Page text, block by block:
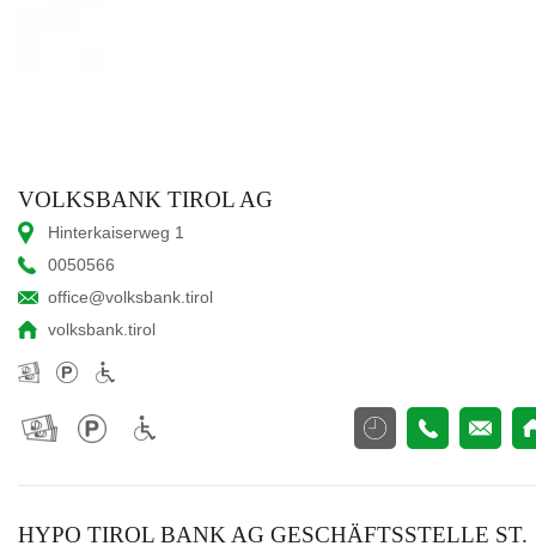
VOLKSBANK TIROL AG
Hinterkaiserweg 1
0050566
office@volksbank.tirol
volksbank.tirol
HYPO TIROL BANK AG GESCHÄFTSSTELLE ST.